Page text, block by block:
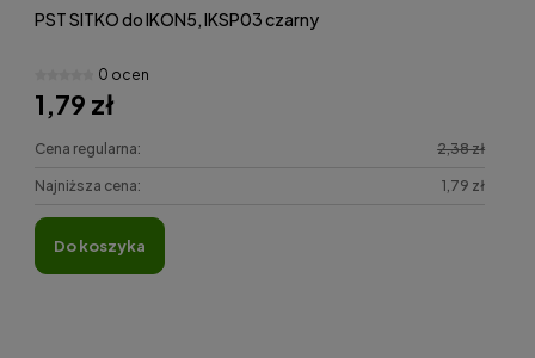
PST SITKO do IKON5, IKSP03 czarny
0 ocen
1,79 zł
Cena regularna: 2,38 zł
Najniższa cena: 1,79 zł
do koszyka